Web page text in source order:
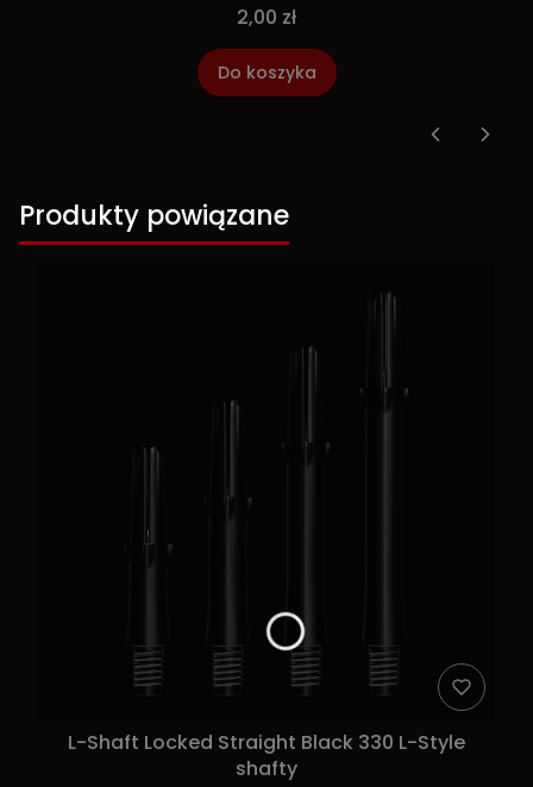
2,00 zł
Do koszyka
Produkty powiązane
L-Shaft Locked Straight Black 330 L-Style
shafty